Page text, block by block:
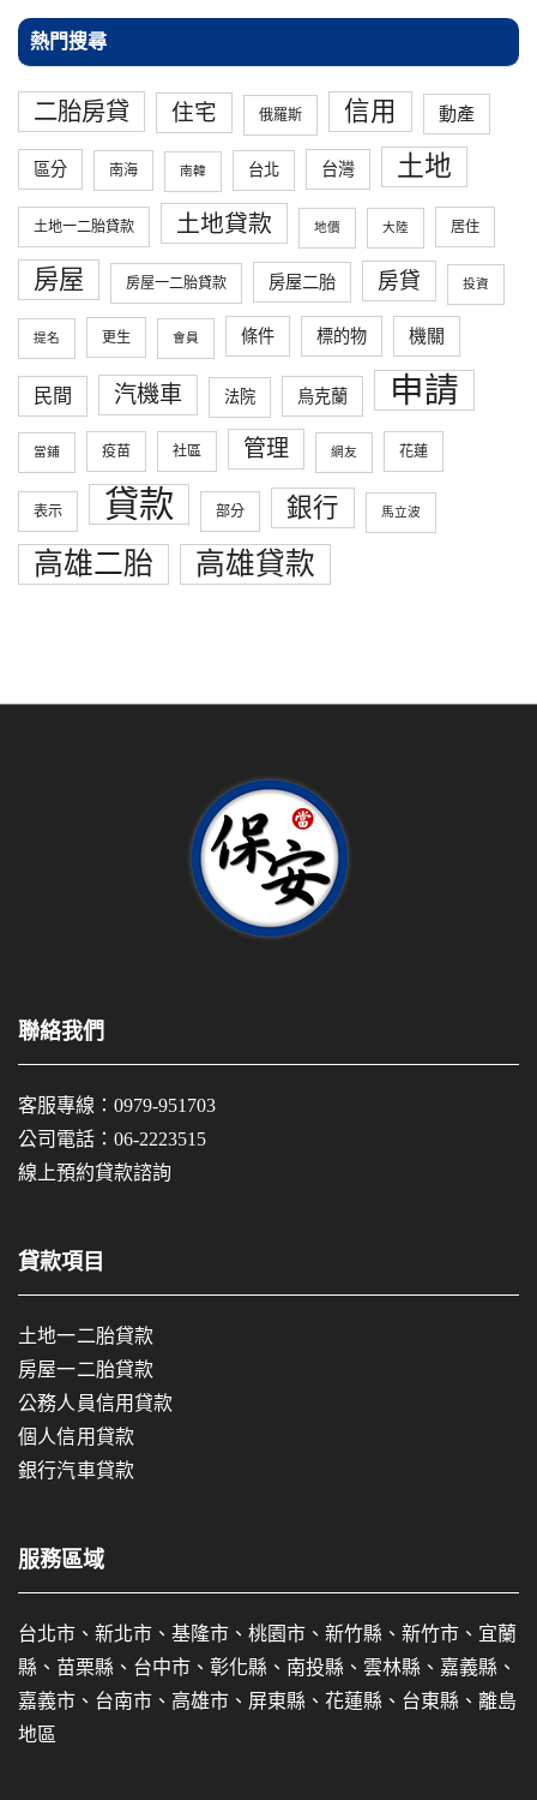
熱門搜尋
二胎房貸 住宅 俄羅斯 信用 動產
區分 南海 南韓 台北 台灣 土地
土地一二胎貸款 土地貸款 地價 大陸 居住
房屋 房屋一二胎貸款 房屋二胎 房貸 投資
提名 更生 會員 條件 標的物 機關
民間 汽機車 法院 烏克蘭 申請
當鋪 疫苗 社區 管理 網友 花蓮
表示 貸款 部分 銀行 馬立波
高雄二胎 高雄貸款
聯絡我們
客服專線： 0979-951703
公司電話： 06-2223515
線上預約貸款諮詢
貸款項目
土地一二胎貸款
房屋一二胎貸款
公務人員信用貸款
個人信用貸款
銀行汽車貸款
服務區域
台北市、新北市、基隆市、桃園市、新竹縣、新竹市、宜蘭
縣、苗栗縣、台中市、彰化縣、南投縣、雲林縣、嘉義縣、
嘉義市、台南市、高雄市、屏東縣、花蓮縣、台東縣、離島
地區